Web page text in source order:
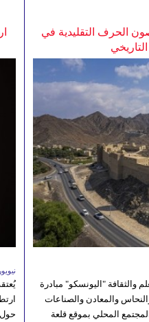
الحرف التقليدية في
والثقافة "اليونسكو" مبادرة
والمعادن والصناعات
المحلي بموقع قلعة